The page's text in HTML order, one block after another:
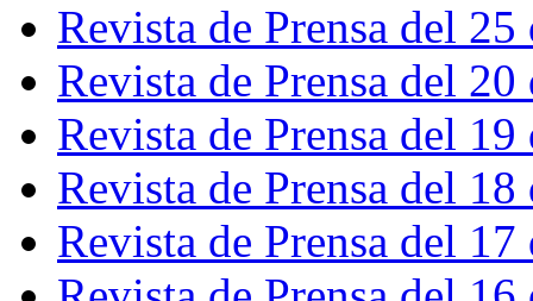
Revista de Prensa del
Revista de Prensa del
Revista de Prensa del
Revista de Prensa del
Revista de Prensa del